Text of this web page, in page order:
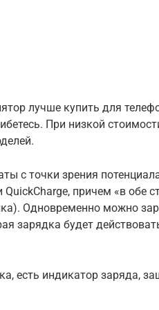
лучше купить для
При низкой
с точки зрения
причем «в обе
Одновременно можно
зарядка будет
есть индикатор заряда,